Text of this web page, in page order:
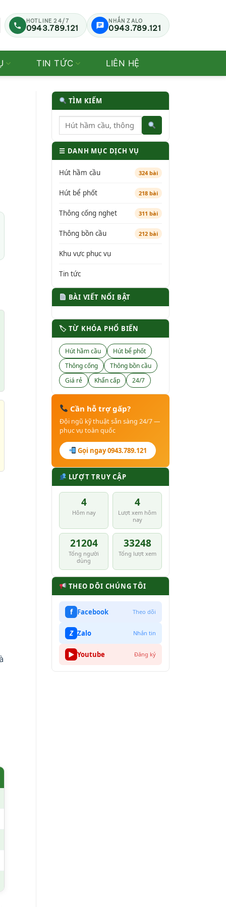
HOTLINE 24/7
0943.789.121
NHẮN ZALO
0943.789.121
TIN TỨC LIÊN HỆ
TÌM KIẾM
☰ DANH MỤC DỊCH VỤ
Hút hầm cầu 324 bài
Hút bể phốt 218 bài
Thông cống nghẹt 311 bài
Thông bồn cầu 212 bài
Khu vực phục vụ
Tin tức
BÀI VIẾT NỔI BẬT
🏷 TỪ KHÓA PHỔ BIẾN
Hút hầm cầu
Hút bể phốt
Thông cống
Thông bồn cầu
Giá rẻ
Khẩn cấp 24/7
Cần hỗ trợ gấp?
Đội ngũ kỹ thuật sẵn sàng 24/7 —
phục vụ toàn quốc
Gọi ngay 0943.789.121
LƯỢT TRUY CẬP
4
Hôm nay
4
Lượt xem hôm
nay
21204
Tổng người
dùng
33248
Tổng lượt xem
THEO DÕI CHÚNG TÔI
f Facebook Theo dõi
Z Zalo Nhắn tin
▶ Youtube Đăng ký